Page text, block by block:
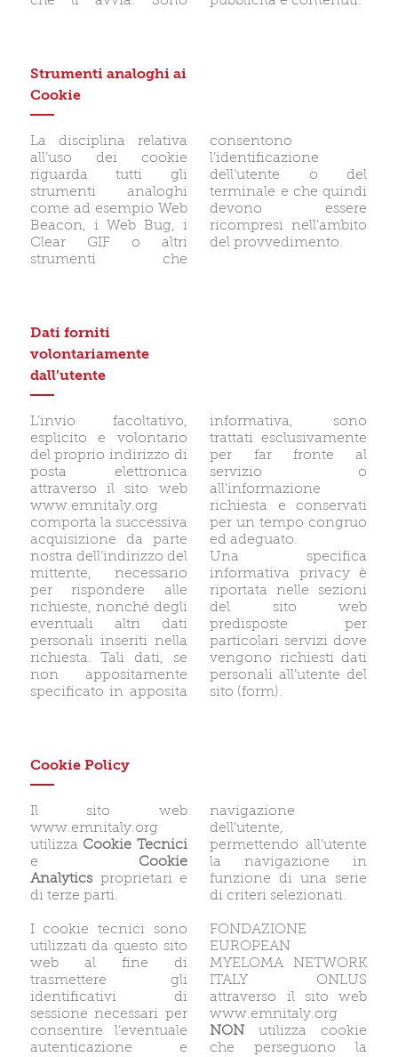
Strumenti analoghi ai
Cookie
La disciplina relativa
all’uso dei cookie
riguarda tutti gli
strumenti analoghi
come ad esempio Web
Beacon, i Web Bug, i
Clear GIF o altri
strumenti che
consentono
l’identificazione
dell’utente o del
terminale e che quindi
devono essere
ricompresi nell’ambito
del provvedimento.
Dati forniti
volontariamente
dall’utente
L’invio facoltativo,
esplicito e volontario
del proprio indirizzo di
posta elettronica
attraverso il sito web
www.emnitaly.org
comporta la successiva
acquisizione da parte
nostra dell’indirizzo del
mittente, necessario
per rispondere alle
richieste, nonché degli
eventuali altri dati
personali inseriti nella
richiesta. Tali dati, se
non appositamente
specificato in apposita
informativa, sono
trattati esclusivamente
per far fronte al
servizio o
all’informazione
richiesta e conservati
per un tempo congruo
ed adeguato.
Una specifica
informativa privacy è
riportata nelle sezioni
del sito web
predisposte per
particolari servizi dove
vengono richiesti dati
personali all’utente del
sito (form).
Cookie Policy
Il sito web
www.emnitaly.org
utilizza Cookie Tecnici
e Cookie
Analyticsproprietari e
di terze parti.
I cookie tecnici sono
utilizzati da questo sito
web al fine di
trasmettere gli
identificativi di
sessione necessari per
consentire l’eventuale
autenticazione e
navigazione
dell’utente,
permettendo all’utente
la navigazione in
funzione di una serie
di criteri selezionati.
FONDAZIONE
EUROPEAN
MYELOMA NETWORK
ITALY ONLUS
attraverso il sito web
www.emnitaly.org
NON
utilizza cookie
che perseguono la